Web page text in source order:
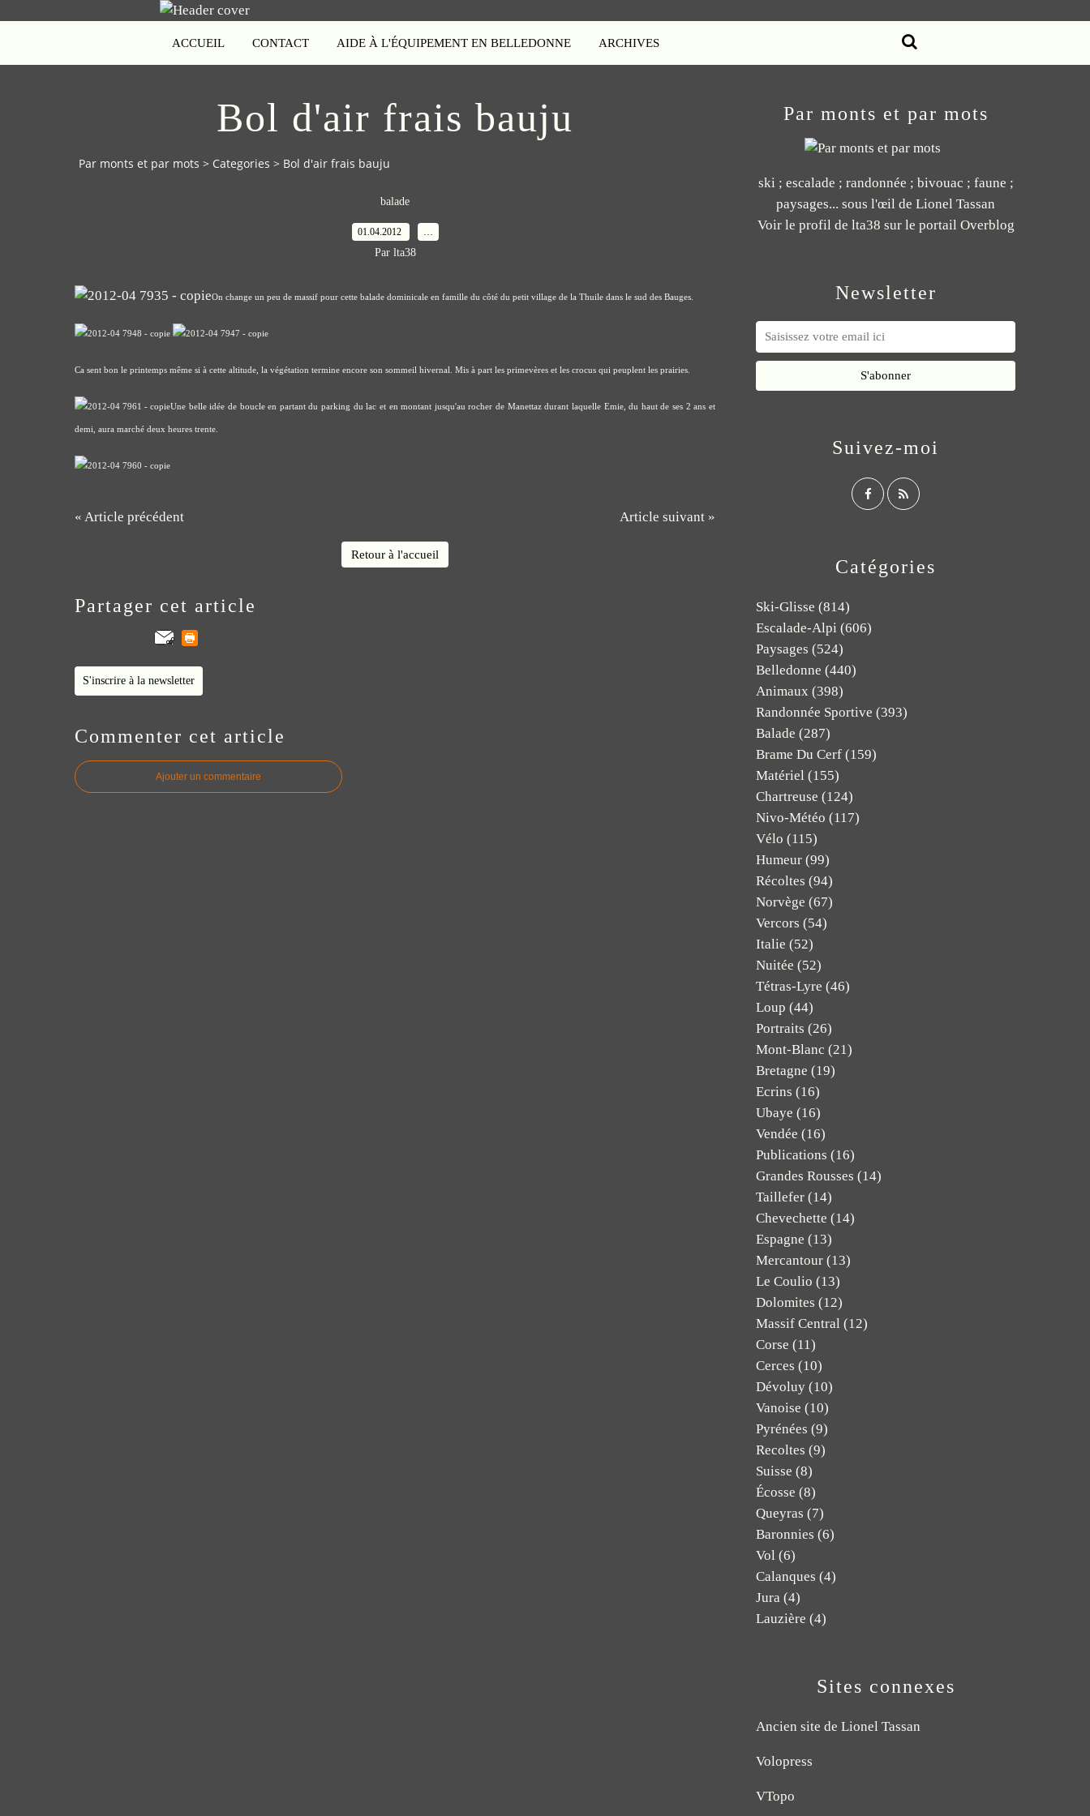
ACCUEIL CONTACT AIDE À L'ÉQUIPEMENT EN BELLEDONNE ARCHIVES
Bol d'air frais bauju
Par monts et par mots > Categories > Bol d'air frais bauju
balade
01.04.2012
Par lta38
On change un peu de massif pour cette balade dominicale en famille du côté du petit village de la Thuile dans le sud des Bauges.
Ca sent bon le printemps même si à cette altitude, la végétation termine encore son sommeil hivernal. Mis à part les primevères et les crocus qui peuplent les prairies.
Une belle idée de boucle en partant du parking du lac et en montant jusqu'au rocher de Manettaz durant laquelle Emie, du haut de ses 2 ans et
demi, aura marché deux heures trente.
« Article précédent Article suivant »
Retour à l'accueil
Partager cet article
S'inscrire à la newsletter
Commenter cet article
Ajouter un commentaire
Newsletter
Catégories
Ski-Glisse (814)
Escalade-Alpi (606)
Paysages (524)
Belledonne (440)
Animaux (398)
Randonnée Sportive (393)
Balade (287)
Brame Du Cerf (159)
Matériel (155)
Chartreuse (124)
Nivo-Météo (117)
Vélo (115)
Humeur (99)
Récoltes (94)
Norvège (67)
Vercors (54)
Italie (52)
Nuitée (52)
Tétras-Lyre (46)
Loup (44)
Portraits (26)
Mont-Blanc (21)
Bretagne (19)
Ecrins (16)
Ubaye (16)
Vendée (16)
Publications (16)
Grandes Rousses (14)
Taillefer (14)
Chevechette (14)
Espagne (13)
Mercantour (13)
Le Coulio (13)
Dolomites (12)
Massif Central (12)
Corse (11)
Cerces (10)
Dévoluy (10)
Vanoise (10)
Pyrénées (9)
Recoltes (9)
Suisse (8)
Écosse (8)
Queyras (7)
Baronnies (6)
Vol (6)
Calanques (4)
Jura (4)
Lauzière (4)
Par monts et par mots
ski ; escalade ; randonnée ; bivouac ; faune ;
paysages... sous l'œil de Lionel Tassan
Voir le profil de lta38 sur le portail Overblog
Suivez-moi
Sites connexes
Ancien site de Lionel Tassan
Volopress
VTopo